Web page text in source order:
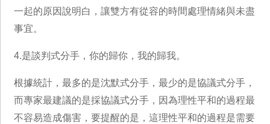
一起的原因說明白，讓雙方有從容的時間處理情緒與未盡
事宜。
4.是談判式分手，你的歸你，我的歸我。
根據統計，最多的是沈默式分手，最少的是協議式分手，
而專家最建議的是採協議式分手，因為理性平和的過程最
不容易造成傷害，要提醒的是，這理性平和的過程是需要